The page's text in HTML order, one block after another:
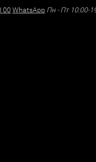
00 WhatsApp Пн - Пт 10:00-